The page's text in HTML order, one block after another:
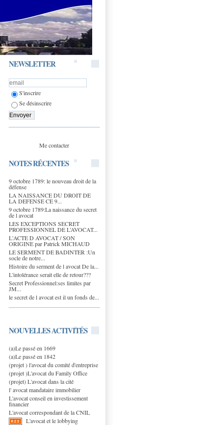
NEWSLETTER
S'inscrire
Se désinscrire
Me contacter
NOTES RÉCENTES
9 octobre 1789: le nouveau droit de la
défense
LA NAISSANCE DU DROIT DE
LA DEFENSE CE 9...
9 octobre 1789:La naissance du secret
de l avocat
LES EXCEPTIONS SECRET
PROFESSIONNEL DE L’AVOCAT...
L'ACTE D AVOCAT / SON
ORIGINE par Patrick MICHAUD
LE SERMENT DE BADINTER :Un
socle de notre...
Histoire du serment de l avocat De la...
L'intolérance serait elle de retour???
Secret Professionnel:ses limites par
JM...
le secret de l avocat est il un fonds de...
NOUVELLES ACTIVITÉS
(a)Le passé en 1669
(a)Le passé en 1842
(projet ) l'avocat du comité d'entreprise
(projet )L'avocat du Family Office
(projet) L'avocat dans la cité
l' avocat mandataire immobilier
L'avocat conseil en investissement
financier
L'avocat correspondant de la CNIL
L'avocat et le lobbying